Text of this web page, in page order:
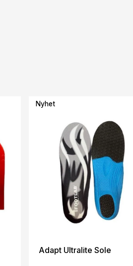
Nyhet
Adapt Ultralite Sole